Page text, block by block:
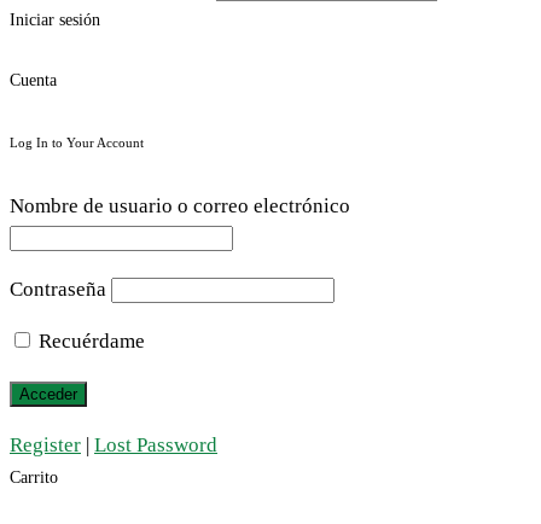
Iniciar sesión
Cuenta
Log In to Your Account
Nombre de usuario o correo electrónico
Contraseña
Recuérdame
Register | Lost Password
Carrito